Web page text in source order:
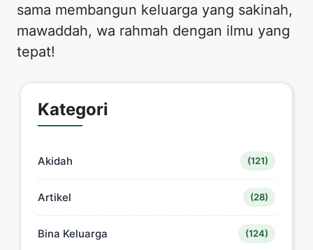
sama membangun keluarga yang sakinah,
mawaddah, wa rahmah dengan ilmu yang
tepat!
Kategori
Akidah (121)
Artikel (28)
Bina Keluarga (124)